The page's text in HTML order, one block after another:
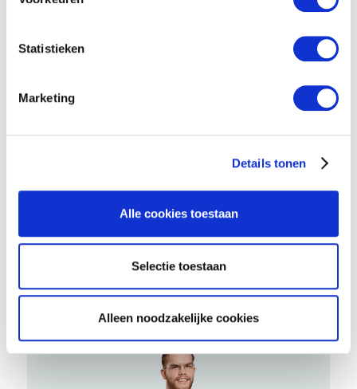
Statistieken
Marketing
Details tonen
Alle cookies toestaan
Selectie toestaan
Alleen noodzakelijke cookies
Eva Gerritse
Business Lead Sponsoring Research